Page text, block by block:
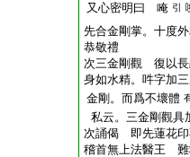
又心密明曰 唵 引
先合金剛掌。十度
恭敬禮
次三金剛觀 復以長
身如水精。吽字加
金剛。而爲不壞體
私云。三金剛觀具
次誦偈 即先蓮花印
稽首無上法醫王